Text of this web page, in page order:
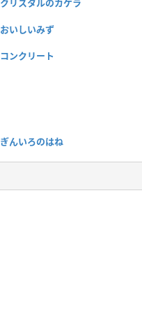
クリスタルのカケラ
おいしいみず
コンクリート
ぎんいろのはね